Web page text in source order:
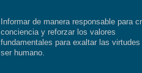
Informar de manera responsable para
conciencia y reforzar los valores
fundamentales para exaltar las virtudes
ser humano.